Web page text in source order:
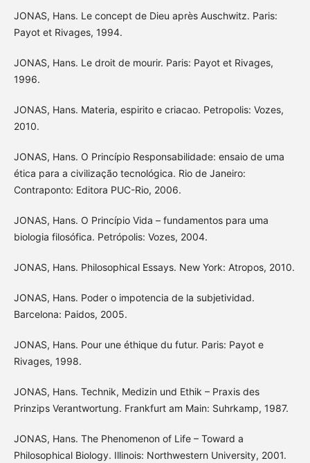
JONAS, Hans. Le concept de Dieu après Auschwitz. Paris:
Payot et Rivages, 1994.
JONAS, Hans. Le droit de mourir. Paris: Payot et Rivages,
1996.
JONAS, Hans. Materia, espirito e criacao. Petropolis: Vozes,
2010.
JONAS, Hans. O Princípio Responsabilidade: ensaio de uma
ética para a civilização tecnológica. Rio de Janeiro:
Contraponto: Editora PUC-Rio, 2006.
JONAS, Hans. O Princípio Vida – fundamentos para uma
biologia filosófica. Petrópolis: Vozes, 2004.
JONAS, Hans. Philosophical Essays. New York: Atropos, 2010.
JONAS, Hans. Poder o impotencia de la subjetividad.
Barcelona: Paidos, 2005.
JONAS, Hans. Pour une éthique du futur. Paris: Payot e
Rivages, 1998.
JONAS, Hans. Technik, Medizin und Ethik – Praxis des
Prinzips Verantwortung. Frankfurt am Main: Suhrkamp, 1987.
JONAS, Hans. The Phenomenon of Life – Toward a
Philosophical Biology. Illinois: Northwestern University, 2001.